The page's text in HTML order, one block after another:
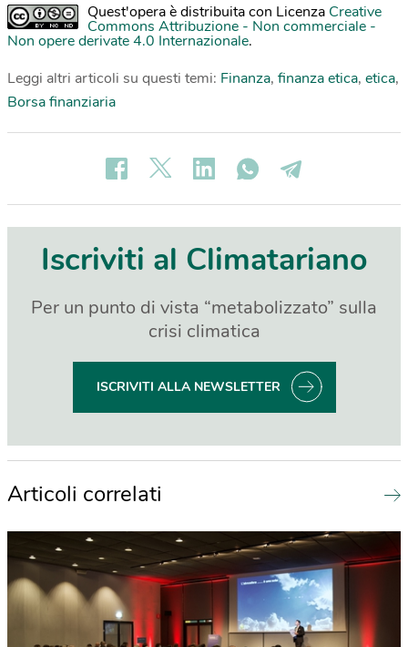
Quest'opera è distribuita con Licenza Creative
Commons Attribuzione - Non commerciale -
Non opere derivate 4.0 Internazionale.
Leggi altri articoli su questi temi: Finanza, finanza etica, etica,
Borsa finanziaria
Iscriviti al Climatariano
Per un punto di vista “metabolizzato” sulla
crisi climatica
ISCRIVITI ALLA NEWSLETTER
Articoli correlati